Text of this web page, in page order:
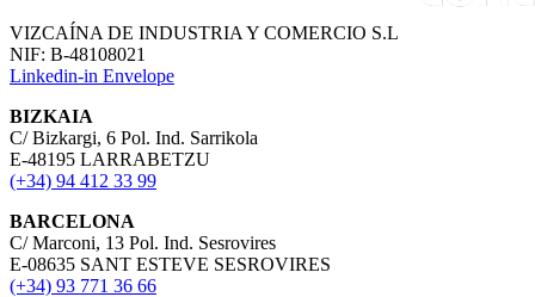
VIZCAÍNA DE INDUSTRIA Y COMERCIO S.L
NIF: B-48108021
Linkedin-in Envelope
BIZKAIA
C/ Bizkargi, 6 Pol. Ind. Sarrikola
E-48195 LARRABETZU
(+34) 94 412 33 99
BARCELONA
C/ Marconi, 13 Pol. Ind. Sesrovires
E-08635 SANT ESTEVE SESROVIRES
(+34) 93 771 36 66